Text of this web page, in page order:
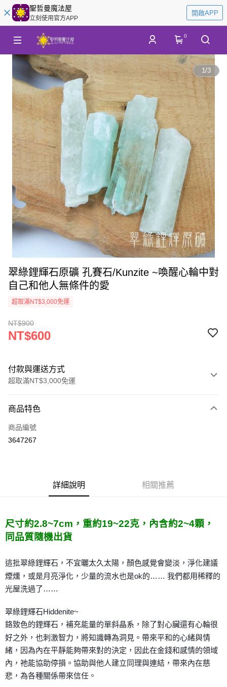
聖哲曼魔法屋
立刻使用官方APP
開啟APP
0
1/3
翠綠鋰輝石原礦 孔賽石/Kunzite ~喚醒心輪中對
自己和他人無條件的愛
超取滿NT$3,000免運
NT$900
NT$600
付款與運送方式
超取滿NT$3,000免運
信用卡一次付款
超商取貨付款
ATM付款
全家取貨付款
每筆NT$80，滿NT$3,000(含以上)免運費
賣家宅配幫您送（台灣）
每筆NT$80，滿NT$3,000(含以上)免運費
郵局幫你送（離島）
每筆NT$80，滿NT$3,000(含以上)免運費
商品特色
商品編號
3647267
詳細說明 相關推薦
尺寸約2.8~7cm，重約19~22克，內含約2~4顆，
同品質隨機出貨
這批翠綠鋰輝石，不宜曬太久太陽，顏色感覺會變淡，淨化建議
煙燻，或是月亮淨化，少量的流水也是ok的…… 我們都用稀釋的
光屋洗過了……
翠綠鋰輝石Hiddenite~
鉻致色的鋰輝石，補充能量的單斜晶系，除了對心臟還有心輪很
好之外，也刺激智力，將知識轉為洞見。帶來平和的心緒與情
緒，因為內在平靜能夠帶來對的決定，因此在金錢和感情的領域
內，祂能協助停損。協助與他人建立同理與連結，帶來內在慈
悲，為各種關係帶來信任。